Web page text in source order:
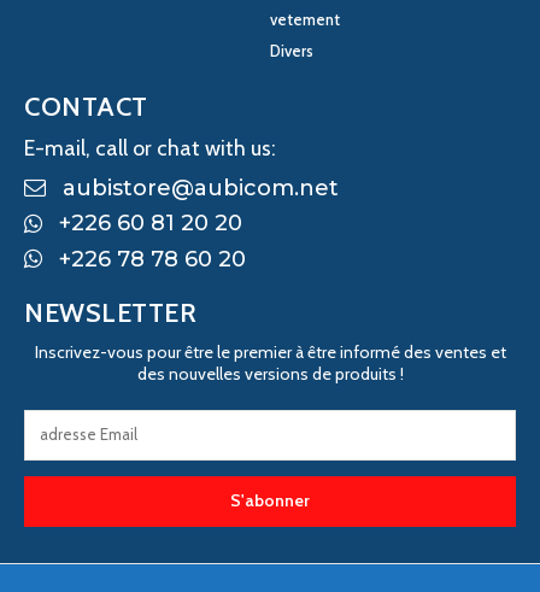
vetement
Divers
CONTACT
E-mail, call or chat with us:
aubistore@aubicom.net
+226 60 81 20 20
+226 78 78 60 20
NEWSLETTER
Inscrivez-vous pour être le premier à être informé des ventes et
des nouvelles versions de produits !
S'abonner